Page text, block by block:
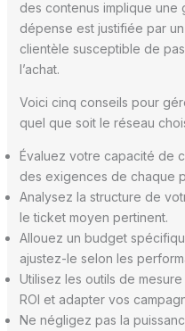
des contenus implique
dépense est justifiée par
clientèle susceptible de
l’achat.
Voici cinq conseils pour
quel que soit le réseau
Évaluez votre capacité de
des exigences de chaque
Analysez la structure de
le ticket moyen pertinent.
Allouez un budget
ajustez-le selon les
Utilisez les outils de
ROI et adapter vos
Ne négligez pas la